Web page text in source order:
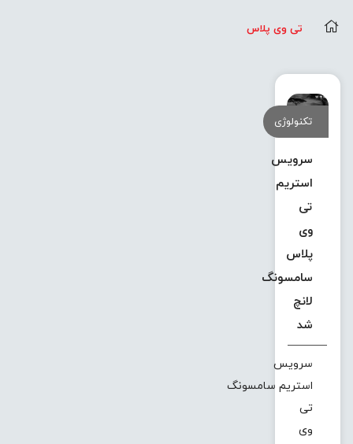
تی وی پلاس
تکنولوژی
سرویس
استریم
تی
وی
پلاس
سامسونگ
لانچ
شد
سرویس
استریم سامسونگ
تی
وی